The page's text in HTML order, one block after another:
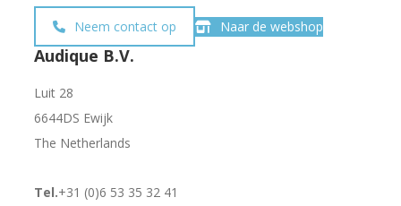
Neem contact op Naar de webshop
Audique B.V.
Luit 28
6644DS Ewijk
The Netherlands
Tel.+31 (0)6 53 35 32 41